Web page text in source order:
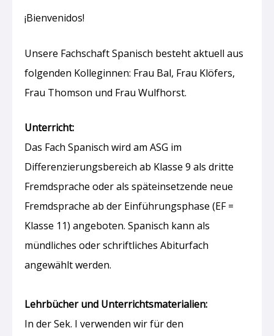
¡Bienvenidos!
Unsere Fachschaft Spanisch besteht aktuell aus
folgenden Kolleginnen: Frau Bal, Frau Klöfers,
Frau Thomson und Frau Wulfhorst.
Unterricht:
Das Fach Spanisch wird am ASG im
Differenzierungsbereich ab Klasse 9 als dritte
Fremdsprache oder als späteinsetzende neue
Fremdsprache ab der Einführungsphase (EF =
Klasse 11) angeboten. Spanisch kann als
mündliches oder schriftliches Abiturfach
angewählt werden.
Lehrbücher und Unterrichtsmaterialien:
In der Sek. I verwenden wir für den